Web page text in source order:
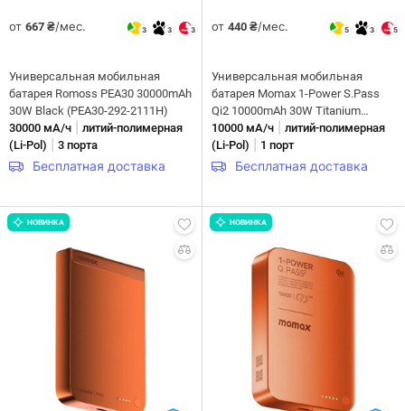
от 667 ₴/мес. 3 3 3
Универсальная мобильная
батарея Romoss PEA30 30000mAh
30W Black (PEA30-292-2111H)
30000 мА/ч
литий-полимерная
(Li-Pol)
3 порта
Бесплатная доставка
от 440 ₴/мес. 5 3 5
Универсальная мобильная
батарея Momax 1-Power S.Pass
Qi2 10000mAh 30W Titanium
(IP162Q2L)
10000 мА/ч
литий-полимерная
(Li-Pol)
1 порт
Бесплатная доставка
НОВИНКА НОВИНКА